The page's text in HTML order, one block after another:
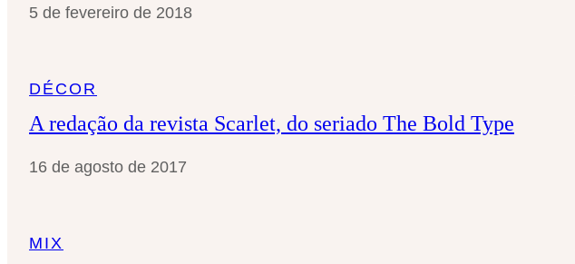
5 de fevereiro de 2018
DÉCOR
A redação da revista Scarlet, do seriado The Bold Type
16 de agosto de 2017
MIX